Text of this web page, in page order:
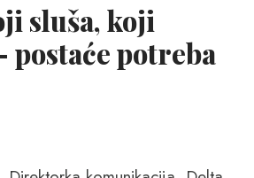
sluša, koji
postaće potreba